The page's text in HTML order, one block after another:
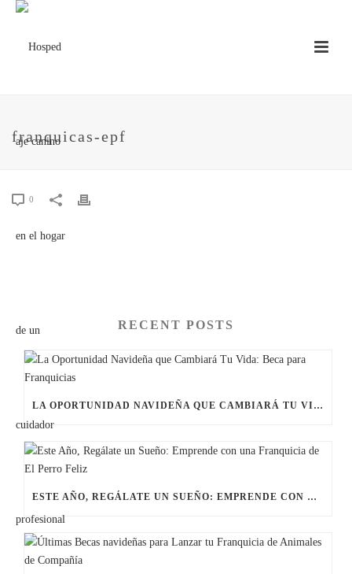
franquicas-epf
0
RECENT POSTS
LA OPORTUNIDAD NAVIDEÑA QUE CAMBIARÁ TU VIDA: BECA PARA FRANQUICIAS
ESTE AÑO, REGÁLATE UN SUEÑO: EMPRENDE CON UNA FRANQUICIA DE EL PERRO FELIZ